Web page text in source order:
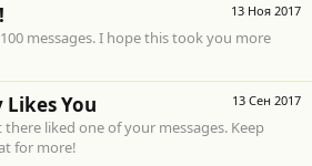
13 Ноя 2017
messages. I hope this took you more
13 Сен 2017
You
liked one of your messages. Keep
for more!